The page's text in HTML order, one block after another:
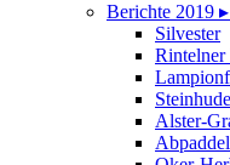
Berichte 2019 ▸
Silvester
Rintelner
Alster-